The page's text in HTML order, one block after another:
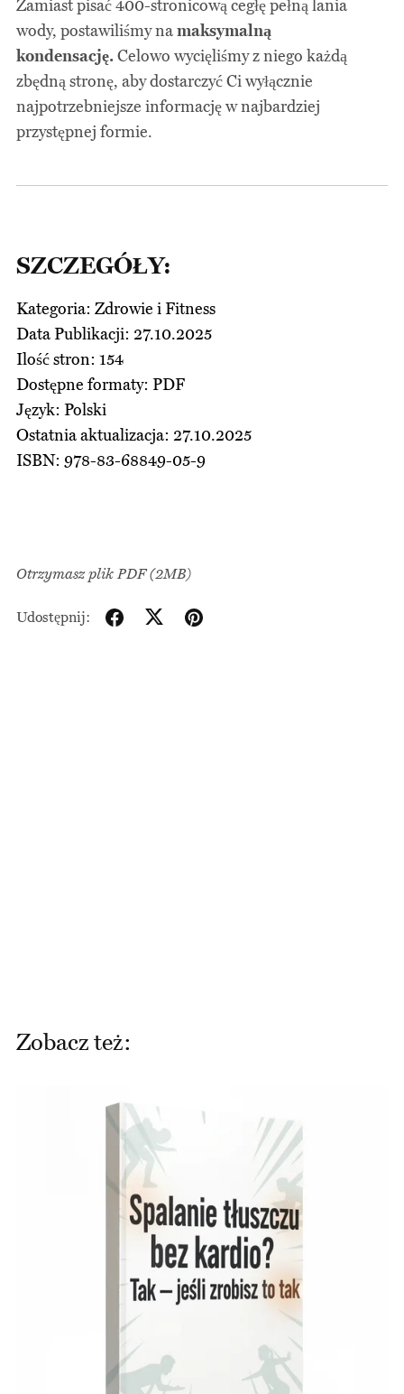
Zamiast pisać 400-stronicową cegłę pełną lania
wody, postawiliśmy namaksymalną
kondensację.Celowo wycięliśmy z niego każdą
zbędną stronę, aby dostarczyć Ci wyłącznie
najpotrzebniejsze informację w najbardziej
przystępnej formie.
SZCZEGÓŁY:
Kategoria: Zdrowie i Fitness
Data Publikacji: 27.10.2025
Ilość stron: 154
Dostępne formaty: PDF
Język: Polski
Ostatnia aktualizacja: 27.10.2025
ISBN: 978-83-68849-05-9
Otrzymasz plik PDF(2MB)
Udostępnij:
Zobacz też: